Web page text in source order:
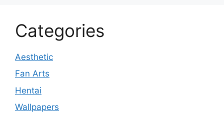
Categories
Aesthetic
Fan Arts
Hentai
Wallpapers